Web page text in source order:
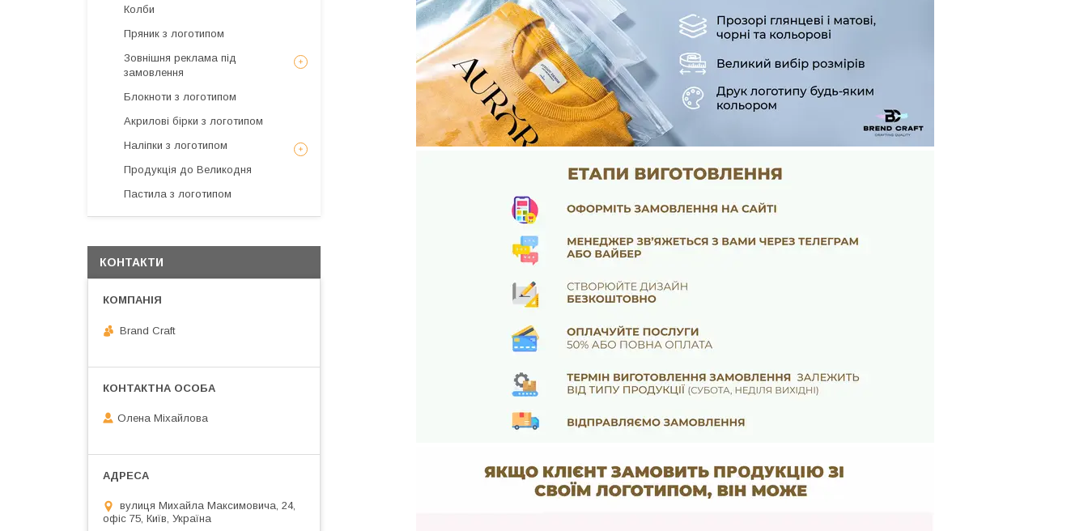
Колби
Пряник з логотипом
Зовнішня реклама під
замовлення
Блокноти з логотипом
Акрилові бірки з логотипом
Наліпки з логотипом
Продукція до Великодня
Пастила з логотипом
КОНТАКТИ
Brand Craft
Олена Міхайлова
вулиця Михайла Максимовича, 24,
офіс 75, Київ, Україна